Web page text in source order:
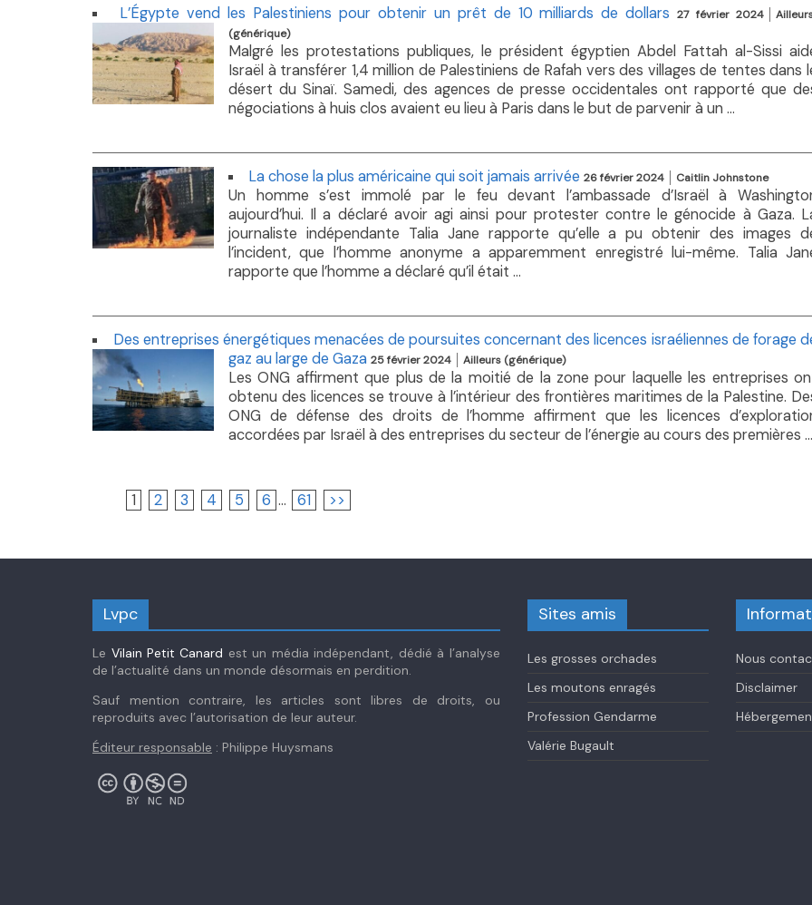
L’Égypte vend les Palestiniens pour obtenir un prêt de 10 milliards de dollars 27 février 2024
(générique)
Malgré les protestations publiques, le président égyptien Abdel Fattah al-Sissi
Israël à transférer 1,4 million de Palestiniens de Rafah vers des villages de tentes dans
désert du Sinaï. Samedi, des agences de presse occidentales ont rapporté que
négociations à huis clos avaient eu lieu à Paris dans le but de parvenir à un ...
La chose la plus américaine qui soit jamais arrivée 26 février 2024 Caitlin Johnstone
Un homme s’est immolé par le feu devant l’ambassade d’Israël à
aujourd’hui. Il a déclaré avoir agi ainsi pour protester contre le génocide à Gaza.
journaliste indépendante Talia Jane rapporte qu’elle a pu obtenir des images
l’incident, que l’homme anonyme a apparemment enregistré lui-même. Talia
rapporte que l’homme a déclaré qu’il était ...
Des entreprises énergétiques menacées de poursuites concernant des licences israéliennes de forage
gaz au large de Gaza 25 février 2024 Ailleurs (générique)
Les ONG affirment que plus de la moitié de la zone pour laquelle les entreprises
obtenu des licences se trouve à l’intérieur des frontières maritimes de la Palestine.
ONG de défense des droits de l’homme affirment que les licences
accordées par Israël à des entreprises du secteur de l’énergie au cours des premières ...
1 2 3 4 5 6 ... 61 >>
Lvpc
Le Vilain Petit Canard est un média indépendant, dédié à l’analyse
de l’actualité dans un monde désormais en perdition.
Sauf mention contraire, les articles sont libres de droits, ou
reproduits avec l’autorisation de leur auteur.
Éditeur responsable : Philippe Huysmans
Sites amis
Les grosses orchades
Les moutons enragés
Profession Gendarme
Valérie Bugault
Nous
Disclaimer